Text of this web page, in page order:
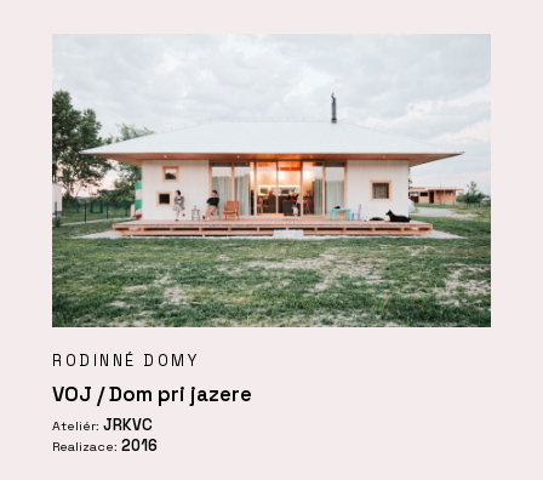
RODINNÉ DOMY
VOJ / Dom pri jazere
Ateliér: JRKVC
Realizace: 2016